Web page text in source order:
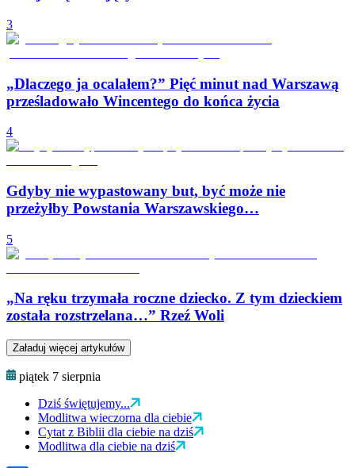
3
„Dlaczego ja ocalałem?” Pięć minut nad Warszawą
prześladowało Wincentego do końca życia
4
Gdyby nie wypastowany but, być może nie
przeżyłby Powstania Warszawskiego…
5
„Na ręku trzymała roczne dziecko. Z tym dzieckiem
została rozstrzelana…” Rzeź Woli
Załaduj więcej artykułów
piątek 7 sierpnia
Dziś świętujemy...
Modlitwa wieczorna dla ciebie
Cytat z Biblii dla ciebie na dziś
Modlitwa dla ciebie na dziś